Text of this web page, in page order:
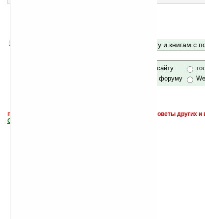
Поиск по сайту и книгам с
только по сайту
по сайту и форуму
поиск и обсуждение книг, новых, старых, лучших, советы других
САЙТА "Книги, книги, и другие книги"